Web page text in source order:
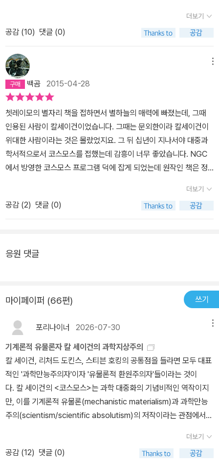
등 이 이야기 저 이야기 상당히 광범위하고 깊이있는이야기들에 책은
두껍고 크기만하고 상대적으로 글자는작아 솔직히 들고다니기 버겁
고 무거우며,책을 쉬이 펼치지 못하게하지않나 싶은 아쉬움이 있습니
다.그럼에도 앞으로도 이만한책이 쉬이 나오긴쉽지않아 보이며, 40
여년이 더지나서도 이책은 고전으로서 많이 읽히거나 사람들 입에 오
르내리지않을까싶은생각에 강추드리고 별은 제가드릴수있는 최대인
다섯개를 드리며 이감동과 찬사를 고인께 바칩니다.
의 사람들에게 자신이 일생동안 습득한 지식을 쉽게 설명하고 있습니
다. 다 읽고나면, 그가 왜 이 책을 썼는가에 대해서도 한번 생각해 볼
기회를 갖게 됩니다. 나와 같은 사람이 결코 가질수 없었던 '인류'의
목표를 향해서 묵묵히 걸어갔던 칼 세이건의 역작에 경의를 표합니
다.중학교 2~3학년에게는 좀 어려운 내용이 될 수도 있겠지만, 고등
학생이상이라면 누구나 읽을 수 있는 책입니다. '지구'보다 훨씬 더 큰
세상이 존재한다는 것을 깨닫게 될 것입니다.
더보기
공감 (10) 댓글 (0)
백곰 2015-04-28
쳇레이모의 별자리 책을 접하면서 별하늘의 매력에 빠졌는데, 그때
인용된 사람이 칼세이건이었습니다. 그때는 문외한이라 칼세이건이
위대한 사람이라는 것은 몰랐었지요. 그 뒤 십년이 지나서야 대중과
학서적으로서 코스모스를 접했는데 감흥이 너무 좋았습니다. NGC
에서 방영한 코스모스 프로그램 덕에 잡게 되었는데 원작인 책은 정
더보기
공감 (2) 댓글 (0)
응원 댓글
마이페이퍼 (66편) 쓰기
포리나이너 2026-07-30
기계론적 유물론자 칼 세이건의 과학지상주의
칼 세이건, 리처드 도킨스, 스티븐 호킹의 공통점을 들라면 모두 대표
적인 '과학만능주의자'이자 '유물론적 환원주의자'들이라는 것이
다. 칼 세이건의 <코스모스>는 과학 대중화의 기념비적인 역작이지
만, 이를 기계론적 유물론(mechanistic materialism)과 과학만능
주의(scientism/scientific absolutism)의 저작이라는 관점에서
기계'로 환원하는 기계론적 유물론세이건은 우주를 물리 법칙에 의해
움직이는 인과관계의 집합체, 즉 '거대한 기계'로 보고 있다.우주의 신
더보기
공감 (12) 댓글 (0)